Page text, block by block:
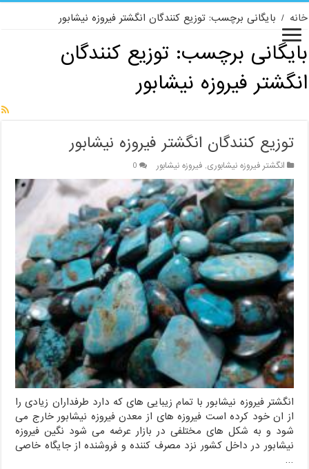
خانه / بایگانی برچسب: توزیع کنندگان انگشتر فیروزه نیشابور
بایگانی برچسب:توزیع کنندگان
انگشتر فیروزه نیشابور
توزیع کنندگان انگشتر فیروزه نیشابور
انگشتر فیروزه نیشابوری,فیروزه نیشابور 0
انگشتر فیروزه نیشابور با تمام زیبایی های که دارد طرفداران زیادی را
از ان خود کرده است فیروزه های از معدن فیروزه نیشابور خارج می
شود و به شکل های مختلفی در بازار عرضه می شود نگین فیروزه
نیشابور در داخل کشور نزد مصرف کننده و فروشنده از جایگاه خاصی
…